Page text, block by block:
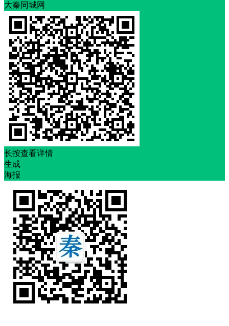
大秦同城网
长按查看详情
生成
海报